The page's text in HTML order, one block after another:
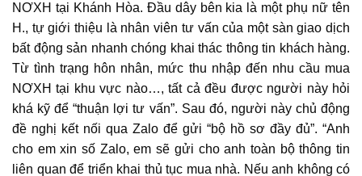
NƠXH tại Khánh Hòa. Đầu dây bên kia là một phụ nữ tên
H., tự giới thiệu là nhân viên tư vấn của một sàn giao dịch
bất động sản nhanh chóng khai thác thông tin khách hàng.
Từ tình trạng hôn nhân, mức thu nhập đến nhu cầu mua
NƠXH tại khu vực nào…, tất cả đều được người này hỏi
khá kỹ để “thuận lợi tư vấn”. Sau đó, người này chủ động
đề nghị kết nối qua Zalo để gửi “bộ hồ sơ đầy đủ”. “Anh
cho em xin số Zalo, em sẽ gửi cho anh toàn bộ thông tin
liên quan để triển khai thủ tục mua nhà. Nếu anh không có